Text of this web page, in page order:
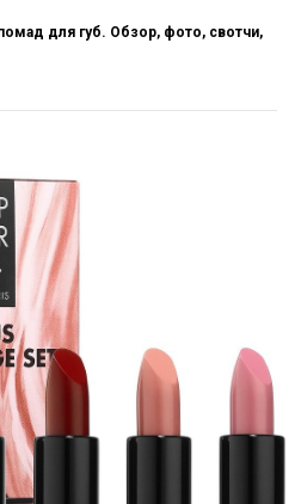
для губ. Обзор, фото, свотчи,